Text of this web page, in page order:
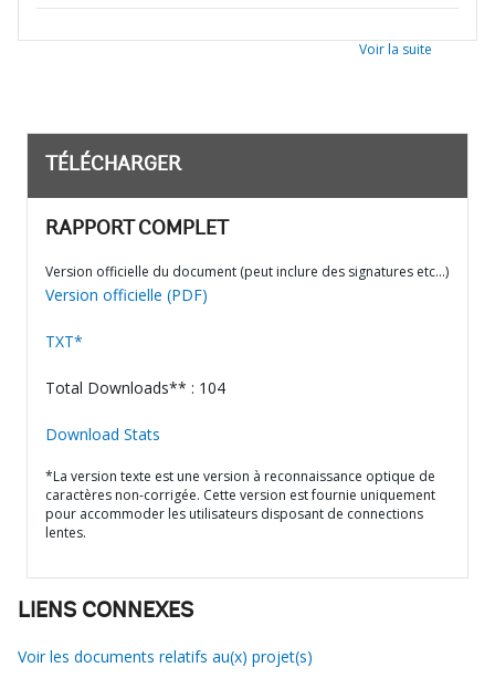
Voir la suite
TÉLÉCHARGER
RAPPORT COMPLET
Version officielle du document (peut inclure des signatures etc…)
Version officielle (PDF)
TXT*
Total Downloads** : 104
Download Stats
*La version texte est une version à reconnaissance optique de
caractères non-corrigée. Cette version est fournie uniquement
pour accommoder les utilisateurs disposant de connections
lentes.
LIENS CONNEXES
Voir les documents relatifs au(x) projet(s)